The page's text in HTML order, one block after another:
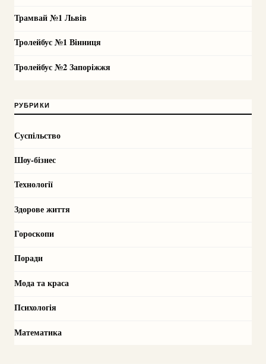
Трамвай №1 Львів
Тролейбус №1 Вінниця
Тролейбус №2 Запоріжжя
РУБРИКИ
Суспільство
Шоу-бізнес
Технології
Здорове життя
Гороскопи
Поради
Мода та краса
Психологія
Математика